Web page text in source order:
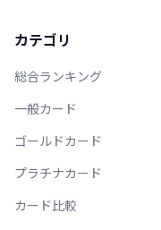
カテゴリ
総合ランキング
一般カード
ゴールドカード
プラチナカード
カード比較